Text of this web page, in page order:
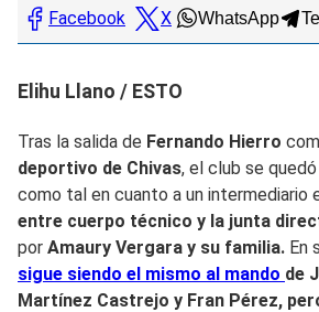
Facebook X WhatsApp
Elihu Llano / ESTO
Tras la salida de Fernando Hierro
deportivo de Chivas, el club se
como tal en cuanto a un intermediario
entre cuerpo técnico y la junta
por Amaury Vergara y su familia. En
sigue siendo el mismo al mando de
Martínez Castrejo y Fran Pérez,